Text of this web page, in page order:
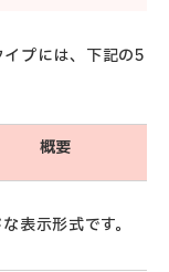
プには、下記の5
概要
表示形式です。